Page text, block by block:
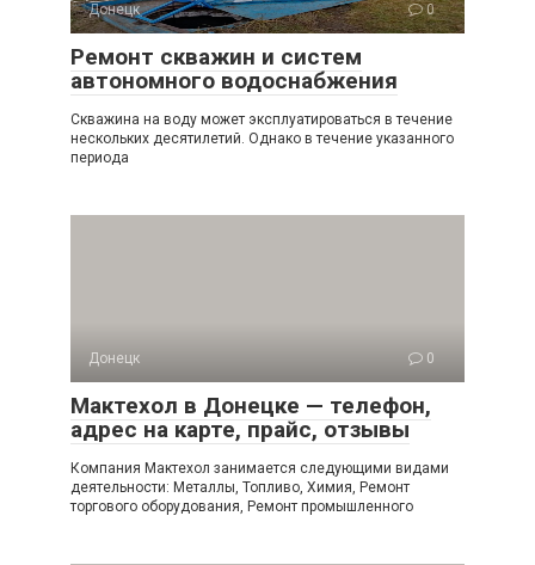
Донецк 0
Ремонт скважин и систем
автономного водоснабжения
Скважина на воду может эксплуатироваться в течение
нескольких десятилетий. Однако в течение указанного
периода
Донецк 0
Мактехол в Донецке — телефон,
адрес на карте, прайс, отзывы
Компания Мактехол занимается следующими видами
деятельности: Металлы, Топливо, Химия, Ремонт
торгового оборудования, Ремонт промышленного